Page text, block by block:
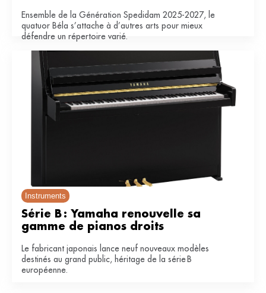
Ensemble de la Génération Spedidam 2025-2027, le
quatuor Béla s’attache à d’autres arts pour mieux
défendre un répertoire varié.
Instruments
Série B : Yamaha renouvelle sa
gamme de pianos droits
Le fabricant japonais lance neuf nouveaux modèles
destinés au grand public, héritage de la série B
européenne.